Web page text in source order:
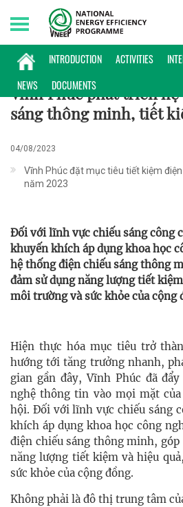
INTRODUCTION ACTIVITIES
NEWS
DOCUMENTS
Saturday, 08/08/2026 | 21:57 GMT+7
PHỔ BIẾN
Vĩnh Phúc phát triển
sáng thông minh, tiết
04/08/2023
Vĩnh Phúc đặt mục tiêu tiết kiệm
năm 2023
Đối với lĩnh vực chiếu sáng công
khuyến khích áp dụng khoa học
hệ thống điện chiếu sáng thông
đảm sử dụng năng lượng tiết
môi trường và sức khỏe của cộng
Hiện thực hóa mục tiêu trở
hướng tới tăng trưởng nhanh,
gian gần đây, Vĩnh Phúc đã
nghệ thông tin vào mọi mặt
hội. Đối với lĩnh vực chiếu sáng
khích áp dụng khoa học công
điện chiếu sáng thông minh, góp
năng lượng tiết kiệm và hiệu
sức khỏe của cộng đồng.
Không phải là đô thị trung tâm